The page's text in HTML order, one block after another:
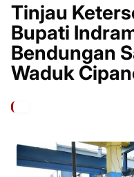
Tinjau
Bupati
Bendungan
Waduk